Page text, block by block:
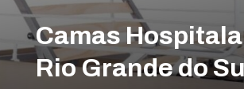
Camas
Rio Grande do